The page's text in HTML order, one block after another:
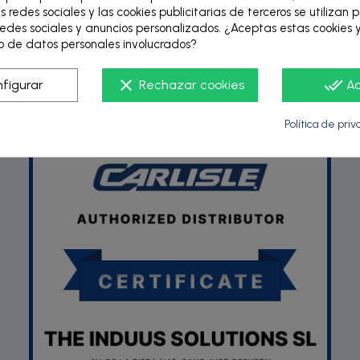
redes sociales y las cookies publicitarias de terceros se utilizan
sociales y anuncios personalizados. ¿Aceptas estas cookies
de datos personales involucrados?
done_all
clear Rechazar cookies
Política de